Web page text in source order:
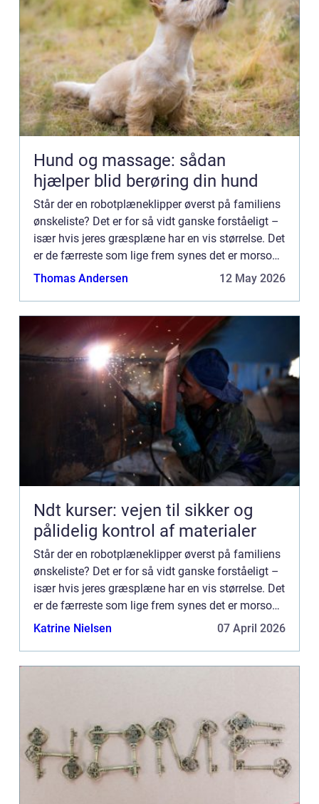
Hund og massage: sådan
hjælper blid berøring din hund
Står der en robotplæneklipper øverst på familiens
ønskeliste? Det er for så vidt ganske forståeligt –
især hvis jeres græsplæne har en vis størrelse. Det
er de færreste som lige frem synes det er morsomt
eller inspirerende at slå græs. Med en moderne...
Thomas Andersen 12 May 2026
Ndt kurser: vejen til sikker og
pålidelig kontrol af materialer
Står der en robotplæneklipper øverst på familiens
ønskeliste? Det er for så vidt ganske forståeligt –
især hvis jeres græsplæne har en vis størrelse. Det
er de færreste som lige frem synes det er morsomt
eller inspirerende at slå græs. Med en moderne...
Katrine Nielsen 07 April 2026